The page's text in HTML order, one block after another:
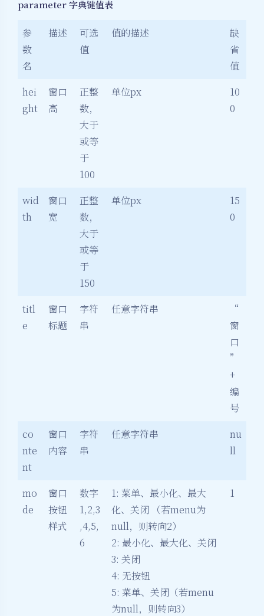
parameter 字典键值表
参
数
名
描述
可选
值
值的描述
缺
省
值
hei
ght
窗口
高
正整
数，
大于
或等
于
100
单位px
10
0
wid
th
窗口
宽
正整
数，
大于
或等
于
150
单位px
15
0
titl
e
窗口
标题
字符
串
任意字符串
“
窗
口
”
+
编
号
co
nte
nt
窗口
内容
字符
串
任意字符串
nu
ll
mo
de
窗口
按钮
样式
数字
1,2,3
,4,5,
6
1: 菜单、最小化、最大
化、关闭 （若menu为
null，则转向2）
2: 最小化、最大化、关闭
3: 关闭
4: 无按钮
5: 菜单、关闭（若menu
为null，则转向3）
1